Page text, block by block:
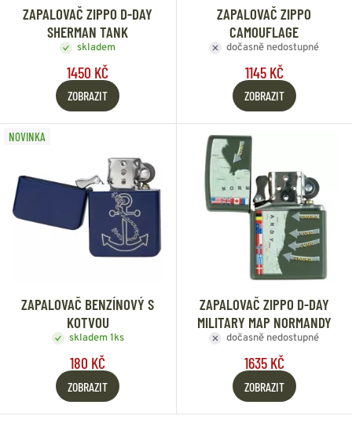
ZAPALOVAČ ZIPPO D-DAY
SHERMAN TANK
skladem
1450 KČ
ZOBRAZIT
ZAPALOVAČ ZIPPO
CAMOUFLAGE
dočasně nedostupné
1145 KČ
ZOBRAZIT
NOVINKA
ZAPALOVAČ BENZÍNOVÝ S
KOTVOU
skladem 1ks
180 KČ
ZOBRAZIT
ZAPALOVAČ ZIPPO D-DAY
MILITARY MAP NORMANDY
dočasně nedostupné
1635 KČ
ZOBRAZIT